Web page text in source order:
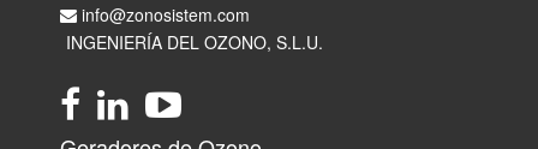
info@zonosistem.com
INGENIERÍA DEL OZONO, S.L.U.